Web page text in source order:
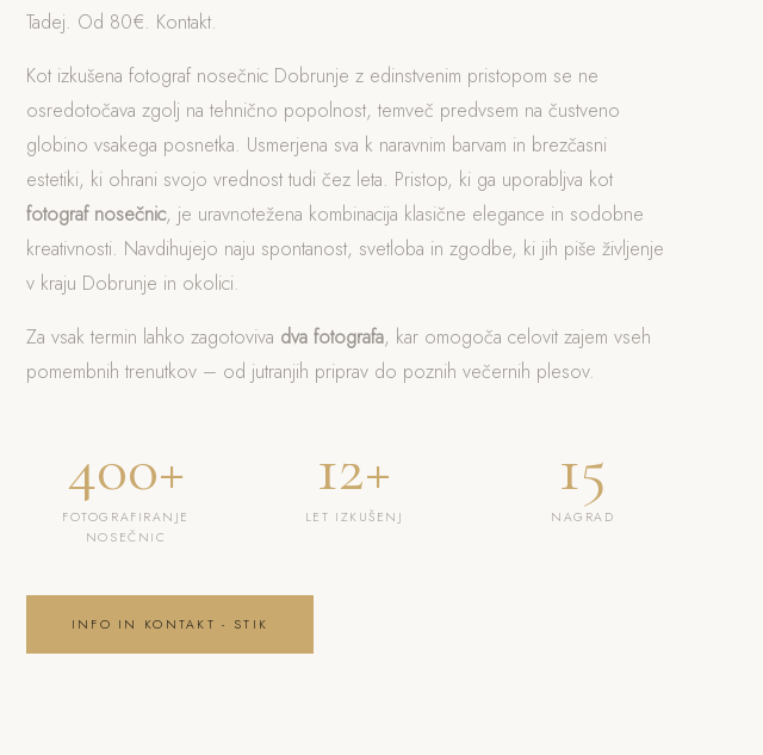
Tadej. Od 80€. Kontakt.
Kot izkušena fotograf nosečnic Dobrunje z edinstvenim pristopom se ne
osredotočava zgolj na tehnično popolnost, temveč predvsem na čustveno
globino vsakega posnetka. Usmerjena sva k naravnim barvam in brezčasni
estetiki, ki ohrani svojo vrednost tudi čez leta. Pristop, ki ga uporabljva kot
fotograf nosečnic, je uravnotežena kombinacija klasične elegance in sodobne
kreativnosti. Navdihujejo naju spontanost, svetloba in zgodbe, ki jih piše življenje
v kraju Dobrunje in okolici.
Za vsak termin lahko zagotoviva dva fotografa, kar omogoča celovit zajem vseh
pomembnih trenutkov – od jutranjih priprav do poznih večernih plesov.
400+
FOTOGRAFIRANJE
NOSEČNIC
12+
LET IZKUŠENJ
15
NAGRAD
INFO IN KONTAKT - STIK